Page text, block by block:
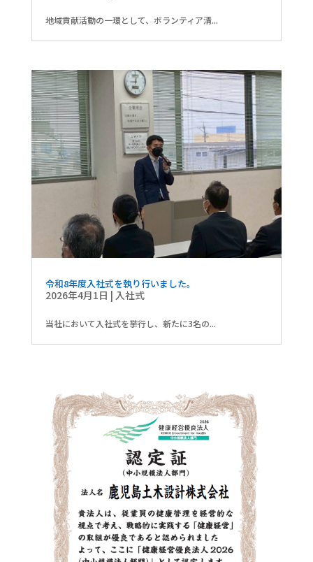
地域貢献活動の一環として、ボランティア清...
令和8年度入社式を執り行いました。
2026年4月1日 | 入社式
当社において入社式を挙行し、新たに3名の...